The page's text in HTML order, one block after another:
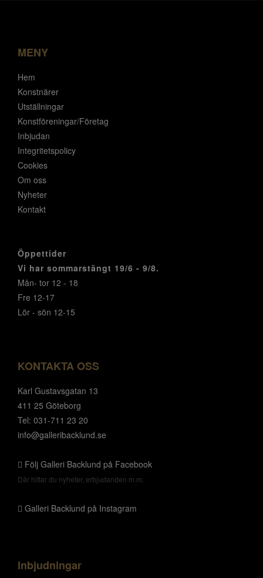
MENY
Hem
Konstnärer
Utställningar
Konstföreningar/Företag
Inbjudan
Integritetspolicy
Cookies
Om oss
Nyheter
Kontakt
Öppettider
Vi har sommarstängt 19/6 - 9/8.
Mån- tor 12 - 18
Fre 12-17
Lör - sön 12-15
KONTAKTA OSS
Karl Gustavsgatan 13
411 25 Göteborg
Tel: 031-711 23 20
info@galleribacklund.se
Följ Galleri Backlund på Facebook
Där hittar du nyheter, erbjudanden m.m.
Galleri Backlund på Instagram
Inbjudningar